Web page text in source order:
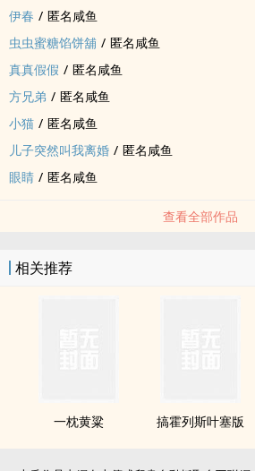
伊春 / 匿名咸鱼
虫虫蜜糖馅饼舖 / 匿名咸鱼
真真假假 / 匿名咸鱼
方兄弟 / 匿名咸鱼
小猫 / 匿名咸鱼
儿子突然叫我离婚 / 匿名咸鱼
眼睛 / 匿名咸鱼
查看全部作品
相关推荐
一枕黄粱 搞霍列斯叶塞版